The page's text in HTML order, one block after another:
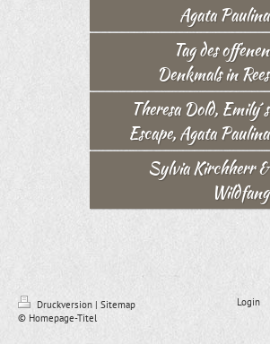
Agata Paulina
Tag des offenen
Denkmals in Rees
Theresa Dold, Emily´s
Escape, Agata Paulina
Sylvia Kirchherr &
Wildfang
Druckversion | Sitemap
© Homepage-Titel
Login